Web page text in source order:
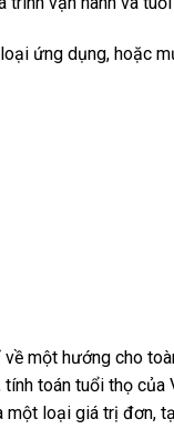
ứng dụng, hoặc
một hướng cho
toán tuổi thọ
loại giá trị đơn,